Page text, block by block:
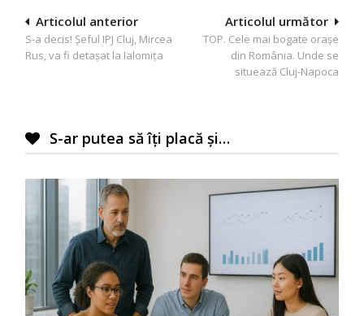
Navigare
în
Articolul următor
TOP. Cele mai bogate orașe
din România. Unde se
situează Cluj-Napoca
Articolul anterior
S-a decis! Șeful IPJ Cluj, Mircea
Rus, va fi detașat la Ialomița
S-ar putea să îți placă și…